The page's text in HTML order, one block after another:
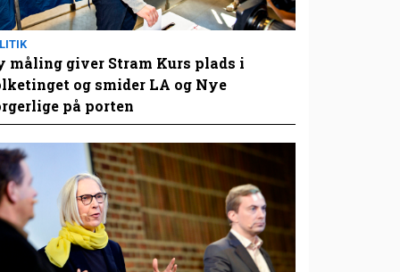
måling giver Stram Kurs plads i
og smider LA og Nye
på porten